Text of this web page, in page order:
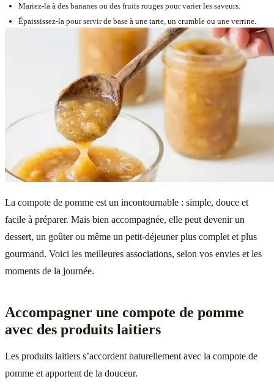
Mariez-la à des bananes ou des fruits rouges pour varier les saveurs.
Épaississez-la pour servir de base à une tarte, un crumble ou une verrine.
La compote de pomme est un incontournable : simple, douce et
facile à préparer. Mais bien accompagnée, elle peut devenir un
dessert, un goûter ou même un petit-déjeuner plus complet et plus
gourmand. Voici les meilleures associations, selon vos envies et les
moments de la journée.
Accompagner une compote de pomme
avec des produits laitiers
Les produits laitiers s’accordent naturellement avec la compote de
pomme et apportent de la douceur.